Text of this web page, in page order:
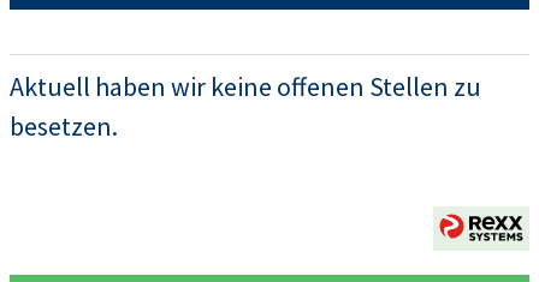
Aktuell haben wir keine offenen Stellen zu
besetzen.